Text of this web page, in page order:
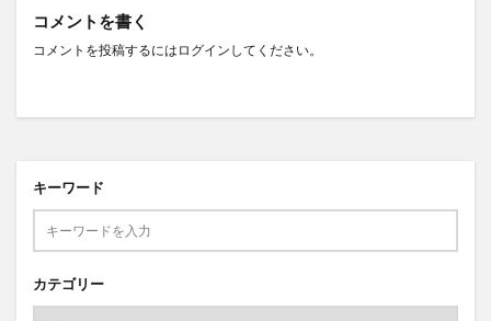
コメントを書く
コメントを投稿するには ログイン してください。
キーワード
カテゴリー